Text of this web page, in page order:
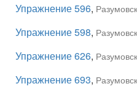
Упражнение 596,
Упражнение 598,
Упражнение 626,
Упражнение 693,